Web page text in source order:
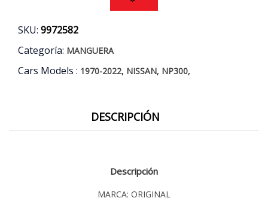
SKU: 9972582
Categoría: MANGUERA
Cars Models : 1970-2022, NISSAN, NP300,
DESCRIPCIÓN
Descripción
MARCA: ORIGINAL